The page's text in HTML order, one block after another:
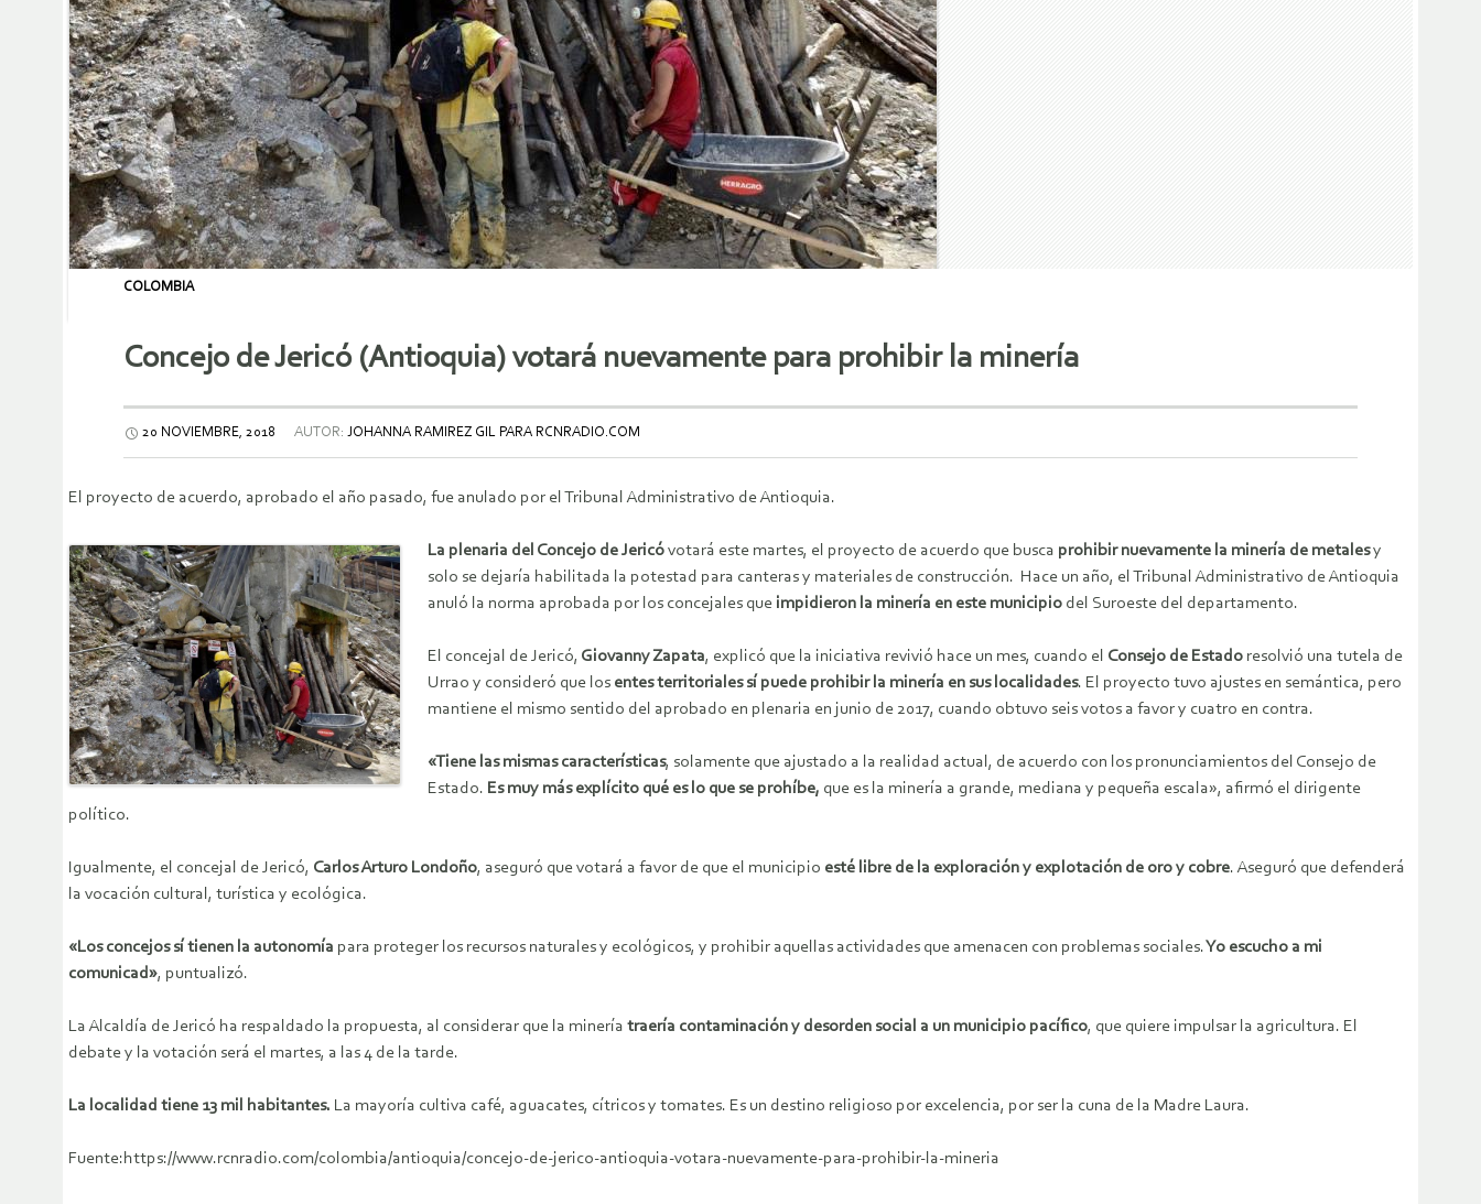
COLOMBIA
Concejo de Jericó (Antioquia) votará nuevamente para prohibir la minería
20 NOVIEMBRE, 2018 AUTOR: JOHANNA RAMIREZ GIL PARA RCNRADIO.COM
El proyecto de acuerdo, aprobado el año pasado, fue anulado por el Tribunal Administrativo de Antioquia.
La plenaria del Concejo de Jericóvotará este martes, el proyecto de acuerdo que busca prohibir nuevamente la minería de metalesy
solo se dejaría habilitada la potestad para canteras y materiales de construcción. Hace un año, el Tribunal Administrativo de Antioquia
anuló la norma aprobada por los concejales que impidieron la minería en este municipio del Suroeste del departamento.
El concejal de Jericó, Giovanny Zapata, explicó que la iniciativa revivió hace un mes, cuando el Consejo de Estado resolvió una tutela de
Urrao y consideró que los entes territoriales sí puede prohibir la minería en sus localidades. El proyecto tuvo ajustes en semántica, pero
mantiene el mismo sentido del aprobado en plenaria en junio de 2017, cuando obtuvo seis votos a favor y cuatro en contra.
«Tiene las mismas características, solamente que ajustado a la realidad actual, de acuerdo con los pronunciamientos del Consejo de
Estado. Es muy más explícito qué es lo que se prohíbe, que es la minería a grande, mediana y pequeña escala», afirmó el dirigente
político.
Igualmente, el concejal de Jericó, Carlos Arturo Londoño, aseguró que votará a favor de que el municipio esté libre de la exploración y explotación de oro y cobre. Aseguró que defenderá
la vocación cultural, turística y ecológica.
«Los concejos sí tienen la autonomía para proteger los recursos naturales y ecológicos, y prohibir aquellas actividades que amenacen con problemas sociales.Yo escucho a mi
comunicad», puntualizó.
La Alcaldía de Jericó ha respaldado la propuesta, al considerar que la minería traería contaminación y desorden social a un municipio pacífico, que quiere impulsar la agricultura. El
debate y la votación será el martes, a las 4 de la tarde.
La localidad tiene 13 mil habitantes. La mayoría cultiva café, aguacates, cítricos y tomates. Es un destino religioso por excelencia, por ser la cuna de la Madre Laura.
Fuente:https://www.rcnradio.com/colombia/antioquia/concejo-de-jerico-antioquia-votara-nuevamente-para-prohibir-la-mineria